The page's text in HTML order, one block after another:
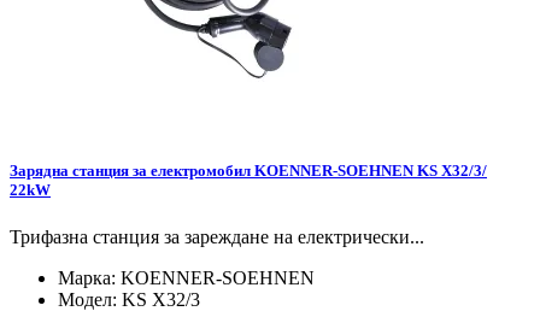
Зарядна станция за електромобил KOENNER-SOEHNEN KS X32/3/
22kW
Трифазна станция за зареждане на електрически...
Марка: KOENNER-SOEHNEN
Модел: KS X32/3